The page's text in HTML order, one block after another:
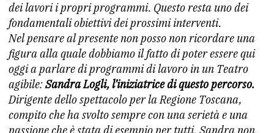
dei lavori i propri programmi. Questo resta uno dei
fondamentali obiettivi dei prossimi interventi.
Nel pensare al presente non posso non ricordare una
figura alla quale dobbiamo il fatto di poter essere qui
oggi a parlare di programmi di lavoro in un Teatro
agibile:Sandra Logli, l’iniziatrice di questo percorso.
Dirigente dello spettacolo per la Regione Toscana,
compito che ha svolto sempre con una serietà e una